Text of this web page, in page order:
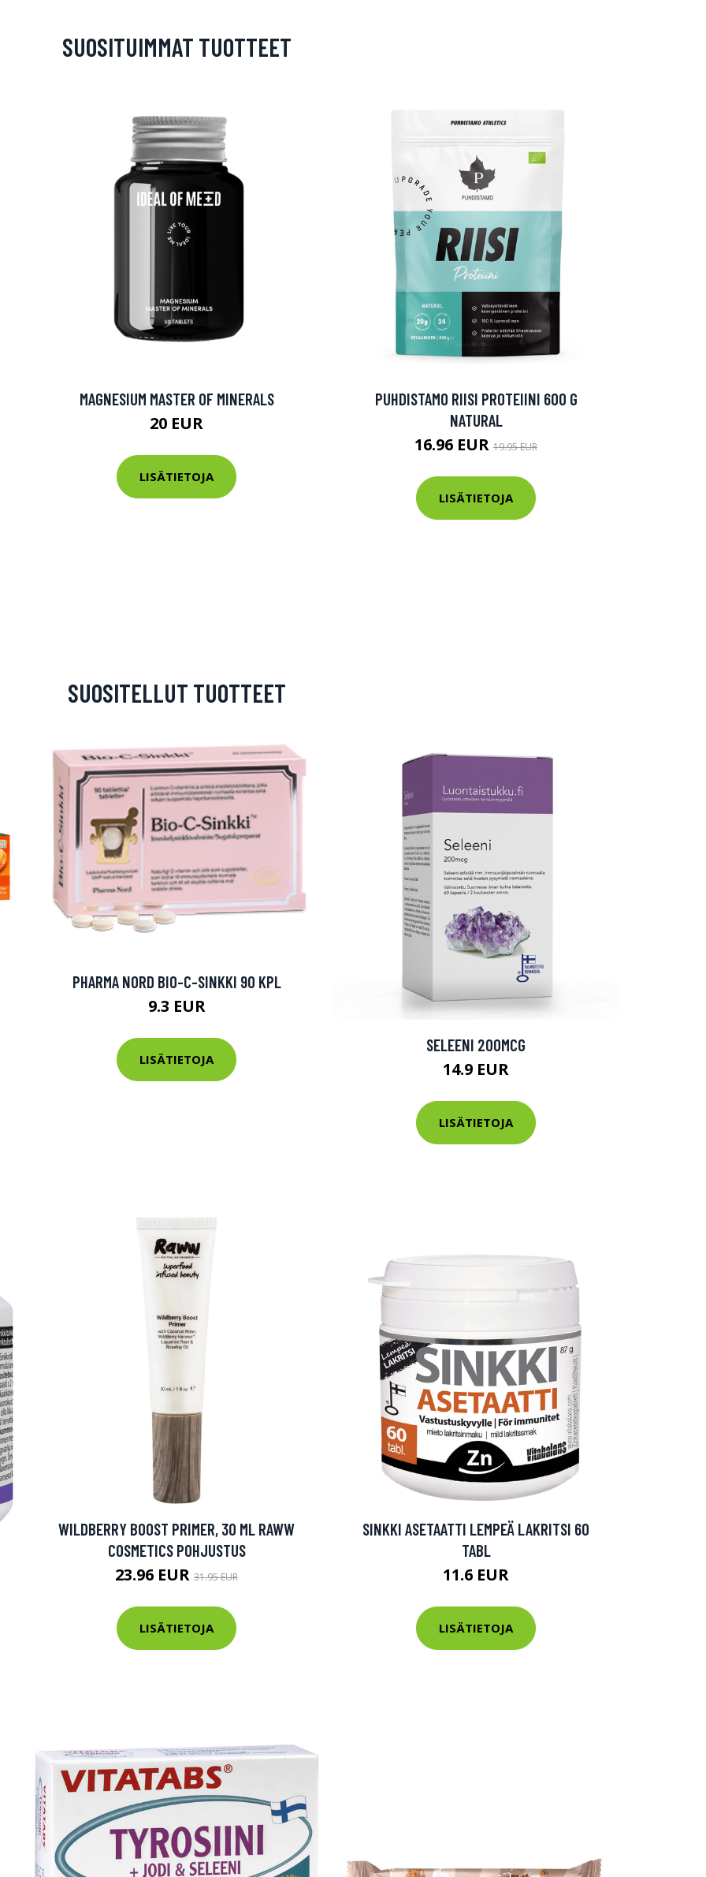
SUOSITUIMMAT TUOTTEET
MAGNESIUM MASTER OF MINERALS
20 EUR
LISÄTIETOJA
PUHDISTAMO RIISI PROTEIINI 600 G
NATURAL
16.96 EUR 19.95 EUR
LISÄTIETOJA
SUOSITELLUT TUOTTEET
PHARMA NORD BIO-C-SINKKI 90 KPL
9.3 EUR
LISÄTIETOJA
SELEENI 200MCG
14.9 EUR
LISÄTIETOJA
WILDBERRY BOOST PRIMER, 30 ML RAWW
COSMETICS POHJUSTUS
23.96 EUR 31.95 EUR
LISÄTIETOJA
SINKKI ASETAATTI LEMPEÄ LAKRITSI 60
TABL
11.6 EUR
LISÄTIETOJA
tuotteet -20 %!
nyt vain 200 €